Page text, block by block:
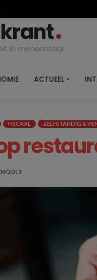
in mensentaal
ACTUEEL
FISCAAL ZELFSTANDIG &
2019